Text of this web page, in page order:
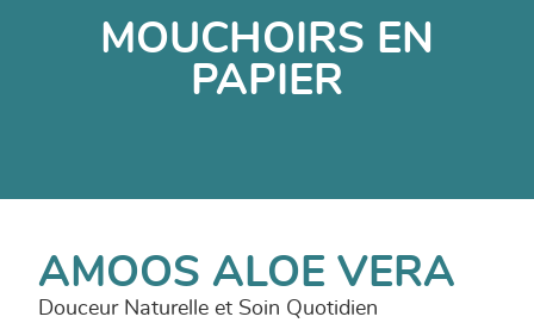
MOUCHOIRS EN
PAPIER
AMOOS ALOE VERA
Douceur Naturelle et Soin Quotidien